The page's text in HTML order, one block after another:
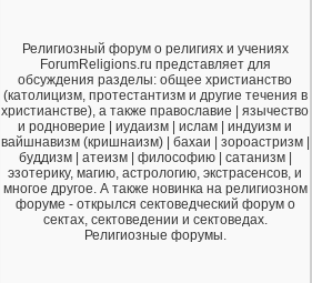
Религиозный форум о религиях и учениях
ForumReligions.ru представляет для
обсуждения разделы: общее христианство
(католицизм, протестантизм и другие течения в
христианстве), а также православие | язычество
и родноверие | иудаизм | ислам | индуизм и
вайшнавизм (кришнаизм) | бахаи | зороастризм |
буддизм | атеизм | философию | сатанизм |
эзотерику, магию, астрологию, экстрасенсов, и
многое другое. А также новинка на религиозном
форуме - открылся сектоведческий форум о
сектах, сектоведении и сектоведах.
Религиозные форумы.